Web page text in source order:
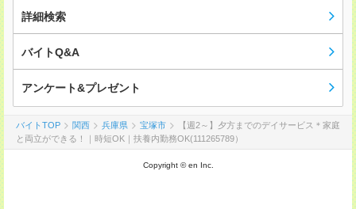
詳細検索
バイトQ&A
アンケート&プレゼント
バイトTOP 関西 兵庫県 宝塚市
【週2～】夕方までのデイサービス＊家庭
と両立ができる！｜時短OK｜扶養内勤務OK(111265789）
Copyright © en Inc.